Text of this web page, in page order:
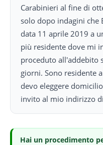
Carabinieri al fine di
solo dopo indagini che
data 11 aprile 2019 a
più residente dove mi
proceduto all'addebito
giorni. Sono residente
devo eleggere
invito al mio indirizzo
Hai un procedimento